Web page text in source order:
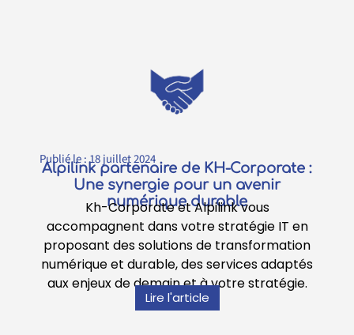
Publié le :18 juillet 2024
Alpilink partenaire de KH-Corporate :
Une synergie pour un avenir
numérique durable
Kh-Corporate et Alpilink vous
accompagnent dans votre stratégie IT en
proposant des solutions de transformation
numérique et durable, des services adaptés
aux enjeux de demain et à votre stratégie.
Lire l'article